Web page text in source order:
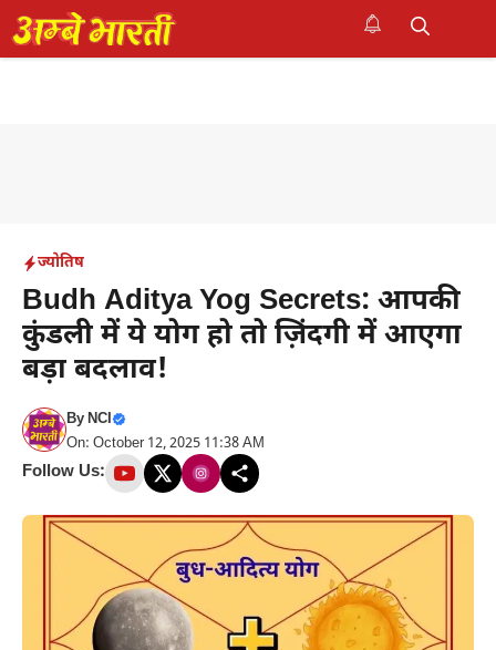
Skip
to
ज्योतिष
Budh Aditya Yog Secrets: आपकी
कुंडली में ये योग हो तो ज़िंदगी में आएगा
बड़ा बदलाव!
ByNCI
On: October 12, 2025 11:38 AM
Follow Us: